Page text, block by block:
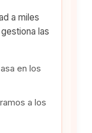
a miles
las
en los
a los